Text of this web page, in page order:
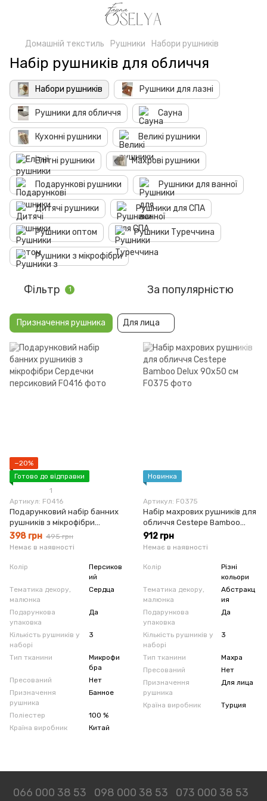
Домашній текстиль Рушники Набори рушників
Набір рушників для обличчя
Набори рушників Рушники для лазні
Рушники для обличчя Сауна
Кухонні рушники Великі рушники
Елітні рушники Махрові рушники
Подарункові рушники Рушники для ванної
Дитячі рушники Рушники для СПА
Рушники оптом Рушники Туреччина
Рушники з мікрофібри
Фільтр 1 За популярністю
Призначення рушника Для лица
−20%
Готово до відправки
1
Артикул: F0416
Подарунковий набір банних
рушників з мікрофібри
Сердечки персиковий
398 грн 495 грн
Немає в наявності
Колір
Персиков
ий
Тематика декору,
малюнка
Сердца
Подарункова
упаковка
Да
Кількість рушників у
наборі
3
Тип тканини
Микрофи
бра
Пресований
Нет
Призначення
рушника
Банное
Поліестер
100 %
Країна виробник
Китай
Новинка
Артикул: F0375
Набір махрових рушників для
обличчя Cestepe Bamboo
Delux 90х50 см
912 грн
Немає в наявності
Колір
Різні
кольори
Тематика декору,
малюнка
Абстракц
ия
Подарункова
упаковка
Да
Кількість рушників у
наборі
3
Тип тканини
Махра
Пресований
Нет
Призначення
рушника
Для лица
Країна виробник Турция
066 000 38 53 098 000 38 53 073 000 38 53